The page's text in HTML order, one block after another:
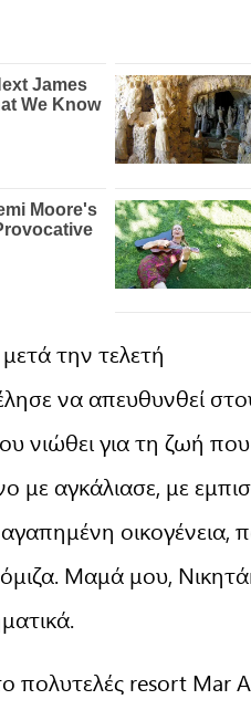
την τελετή
να απευθυνθεί
νιώθει για τη ζωή που
αγκάλιασε, με
οικογένεια,
Μαμά μου,
πολυτελές resort Mar